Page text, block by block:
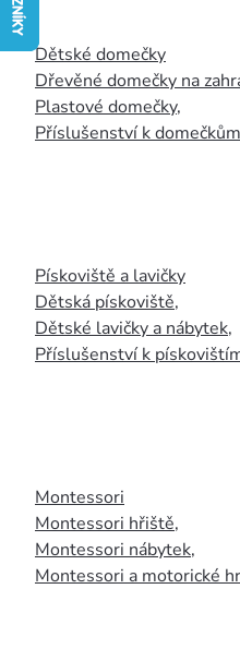
Dětské domečky
Dřevěné domečky na
Plastové domečky,
Příslušenství k domečkům
Pískoviště a lavičky
Dětská pískoviště,
Dětské lavičky a nábytek,
Příslušenství k
Montessori
Montessori hřiště,
Montessori nábytek,
Montessori a motorické